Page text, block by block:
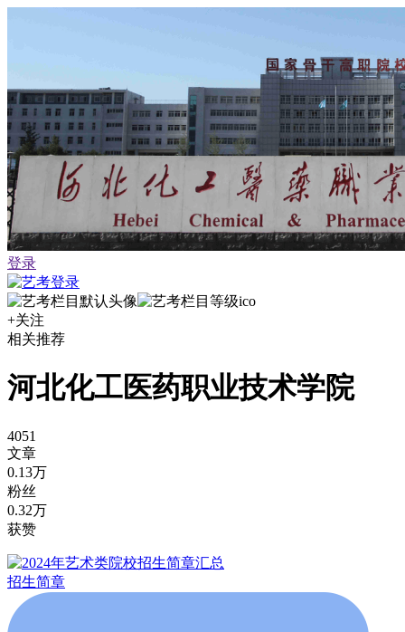
登录
+关注
相关推荐
河北化工医药职业技术学院
4051
文章
0.13万
粉丝
0.32万
获赞
招生简章